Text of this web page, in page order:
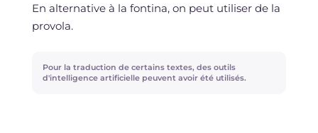
puis frits directement congelés ; dans ce cas, le
temps de cuisson sera un peu plus long.
En alternative à la fontina, on peut utiliser de la
provola.
Pour la traduction de certains textes, des outils
d'intelligence artificielle peuvent avoir été utilisés.